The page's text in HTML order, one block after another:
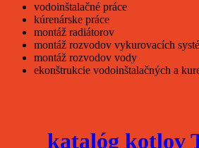
vodoinštalačné práce
kúrenárske práce
montáž radiátorov
montáž rozvodov vykurovacích
montáž rozvodov vody
ekonštrukcie vodoinštalačných a
katalóg kotlov